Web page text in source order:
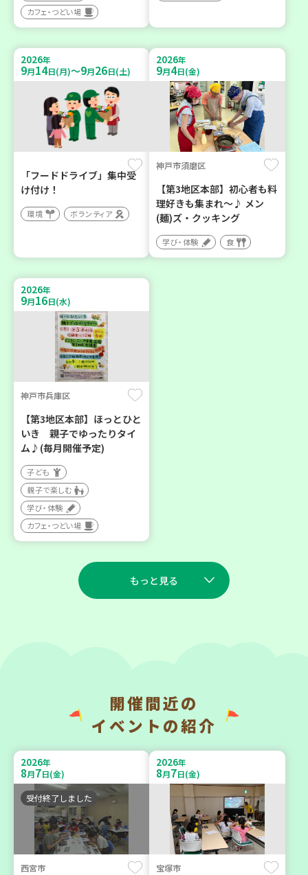
カフェ・つどい場
2026年
9月14日(月)～9月26日(土)
「フードドライブ」集中受
け付け！
環境 ボランティア
2026年
9月4日(金)
神戸市須磨区
【第3地区本部】初心者も料
理好きも集まれ～♪ メン
(麺)ズ・クッキング
学び・体験 食
2026年
9月16日(水)
神戸市兵庫区
【第3地区本部】ほっとひと
いき 親子でゆったりタイ
ム♪(毎月開催予定)
子ども
親子で楽しむ
学び・体験
カフェ・つどい場
もっと見る
神戸市東灘区
ティールームすみれ会」
（毎月第2金曜日）
食 カフェ・つどい場
神戸市東灘区
地域で暮らしたい 「コープ
くらしの助け合いの会」(会
場：住吉)
ボランティア
2026年
8月27
2026年
9月4日(金)
開催間近の
イベントの紹介
2026年
8月7日(金)
受付終了しました
西宮市
2026年
8月7日(金)
宝塚市